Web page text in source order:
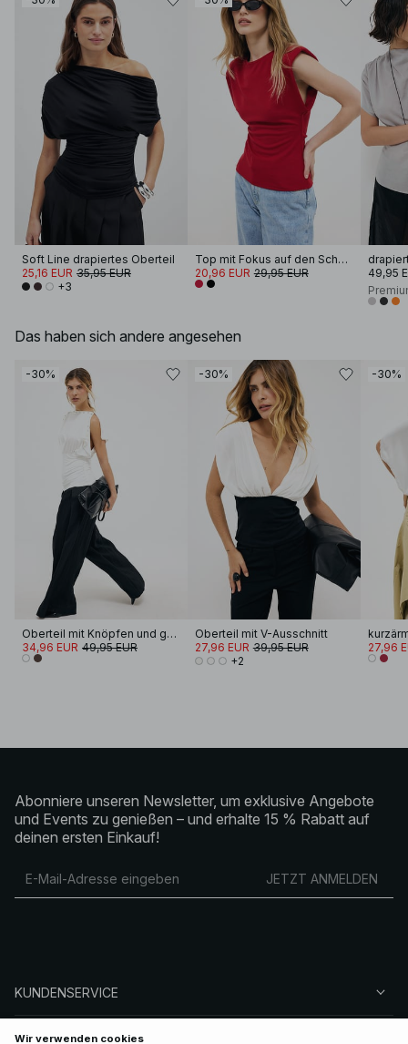
Soft Line drapiertes Oberteil
25,16 EUR 35,95 EUR
+3
Top mit Fokus auf den Schultern
20,96 EUR 29,95 EUR
49,95
Das haben sich andere angesehen
-30%
Oberteil mit Knöpfen und gesplitteten Ärmeln
34,96 EUR 49,95 EUR
-30%
Oberteil mit V-Ausschnitt
27,96 EUR 39,95 EUR
+2
-30%
27,96
Abonniere unseren Newsletter, um exklusive Angebote
und Events zu genießen – und erhalte 15 % Rabatt auf
deinen ersten Einkauf!
JETZT ANMELDEN
KUNDENSERVICE
ÜBER NA-KD